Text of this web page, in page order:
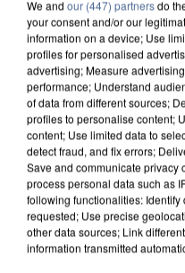
We and our (447) partnersdo
your consent and/or our
information on a device; Use
profiles for personalised
advertising; Measure
performance; Understand
of data from different sources;
profiles to personalise content;
content; Use limited data to
detect fraud, and fix errors;
Save and communicate privacy
process personal data such as
following functionalities:
requested; Use precise
other data sources; Link
information transmitted